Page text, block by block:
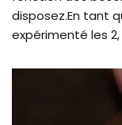
disposez.En tant
expérimenté les